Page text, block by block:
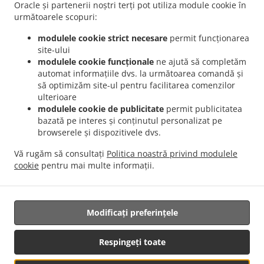
Oracle și partenerii noștri terți pot utiliza module cookie în
următoarele scopuri:
modulele cookie strict necesare permit funcționarea
site-ului
modulele cookie funcționale ne ajută să completăm
automat informațiile dvs. la următoarea comandă și
să optimizăm site-ul pentru facilitarea comenzilor
ulterioare
modulele cookie de publicitate permit publicitatea
bazată pe interes și conținutul personalizat pe
browserele și dispozitivele dvs.
Vă rugăm să consultați Politica noastră privind modulele
cookie pentru mai multe informații.
Respingeți toate
Modificați preferințele
mâncare Romanesc București Sector 3
Livrare mâncare Romanesc București Sector 5 .
Livrare mâncare Romanesc
București Sector 6
Livrare mâncare Romanesc București Fundeni
Livrare mâncare
Romanesc București . Livrare mâncare Romanesc Popești-Leordeni Sector 3 . Livrare
mâncare Romanesc Popești-Leordeni Sector 4
. Livrare mâncare Romanesc Popești-
.
Dobroești Sector 2
Livrare mâncare Romanesc Dobroești
Livrare mâncare
Romanesc Voluntari Pipera
Livrare mâncare Romanesc Voluntari Sector 2
mâncare Romanesc Jilava
Livrare mâncare Romanesc Bragadiru .